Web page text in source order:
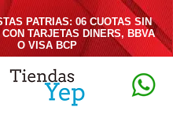
PATRIAS: 06 CUOTAS SIN
CON TARJETAS DINERS, BBVA
O VISA BCP